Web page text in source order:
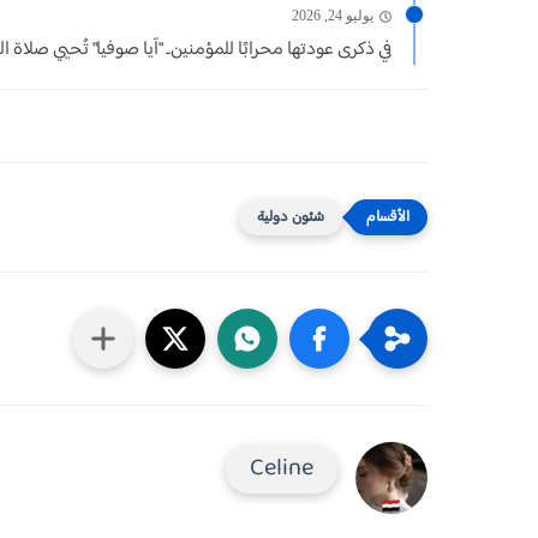
يوليو 24, 2026
في ذكرى عودتها محرابًا للمؤمنين.. "آيا صوفيا" تُحيي صلاة
شئون دولية
Celine